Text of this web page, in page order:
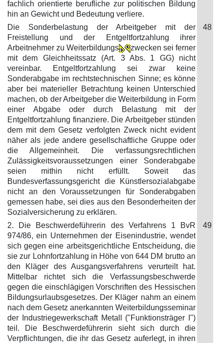
fachlich orientierte berufliche zur politischen Bildung
hin an Gewicht und Bedeutung verliere.
Die Sonderbelastung der Arbeitgeber mit der
Freistellung und der Entgeltfortzahlung ihrer
Arbeitnehmer zu Weiterbildungs
zwecken sei ferner
mit dem Gleichheitssatz (Art. 3 Abs. 1 GG) nicht
vereinbar. Entgeltfortzahlung sei zwar keine
Sonderabgabe im rechtstechnischen Sinne; es könne
aber bei materieller Betrachtung keinen Unterschied
machen, ob der Arbeitgeber die Weiterbildung in Form
einer Abgabe oder durch Belastung mit der
Entgeltfortzahlung finanziere. Die Arbeitgeber stünden
dem mit dem Gesetz verfolgten Zweck nicht evident
näher als jede andere gesellschaftliche Gruppe oder
die Allgemeinheit. Die verfassungsrechtlichen
Zulässigkeitsvoraussetzungen einer Sonderabgabe
seien mithin nicht erfüllt. Soweit das
Bundesverfassungsgericht die Künstlersozialabgabe
nicht an den Voraussetzungen für Sonderabgaben
gemessen habe, sei dies aus den Besonderheiten der
Sozialversicherung zu erklären.
48
2. Die Beschwerdeführerin des Verfahrens 1 BvR
974/86, ein Unternehmen der Eisenindustrie, wendet
sich gegen eine arbeitsgerichtliche Entscheidung, die
sie zur Lohnfortzahlung in Höhe von 644 DM brutto an
den Kläger des Ausgangsverfahrens verurteilt hat.
Mittelbar richtet sich die Verfassungsbeschwerde
gegen die einschlägigen Vorschriften des Hessischen
Bildungsurlaubsgesetzes. Der Kläger nahm an einem
nach dem Gesetz anerkannten Weiterbildungsseminar
der Industriegewerkschaft Metall ("Funktionsträger I")
teil. Die Beschwerdeführerin sieht sich durch die
Verpflichtungen, die ihr das Gesetz auferlegt, in ihren
49